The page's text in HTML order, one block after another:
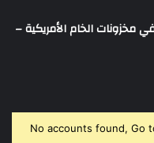
مخزونات الخام الأمريكية –
No accounts found, Go